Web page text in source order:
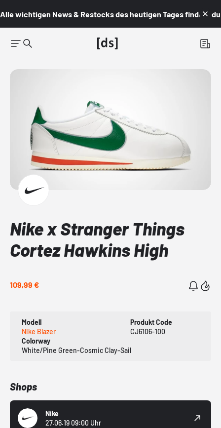
Alle wichtigen News & Restocks des heutigen Tages findest du
Nike x Stranger Things
Cortez Hawkins High
109,99 €
Modell
Nike Blazer
Produkt Code
CJ6106-100
Colorway
White/Pine Green-Cosmic Clay-Sail
Shops
Nike
27.06.19 09:00 Uhr